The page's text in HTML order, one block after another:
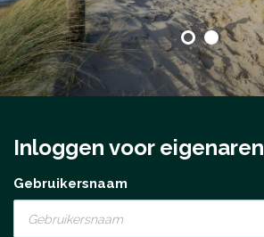
Inloggen voor eigenaren
Gebruikersnaam